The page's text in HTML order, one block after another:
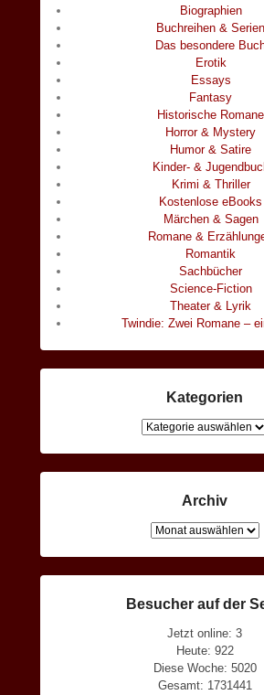
Biographien
Buchreihen & Serien
Das besondere
Erotik
Essays
Fantasy
Historische Romane
Horror & Mystery
Humor & Satire
Kinder- &
Krimi & Thriller
Kostenlose eBooks
Märchen & Sagen
Romane &
Romantik
Sachbücher
Science-Fiction
Theater & Lyrik
Twindie: Zwei Romane –
Kategorien
Kategorien
Archiv
Archiv
Besucher auf der
Jetzt online: 3
Heute: 922
Diese Woche: 5020
Gesamt: 1731441